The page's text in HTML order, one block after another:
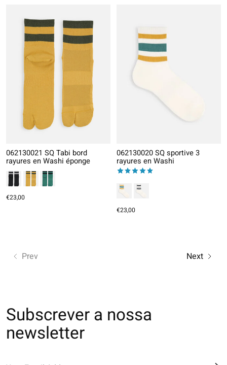
062130021 SQ Tabi bord
rayures en Washi éponge
€23,00
062130020 SQ sportive 3
rayures en Washi
The rating of this product is
€23,00
Prev Next
Subscrever a nossa
newsletter